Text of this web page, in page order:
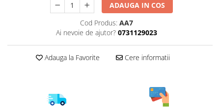
ADAUGA IN COS
Cod Produs: AA7
Ai nevoie de ajutor? 0731129023
Adauga la Favorite Cere informatii